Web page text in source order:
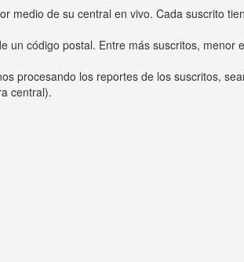
medio de su central en vivo. Cada suscrito
un código postal. Entre más suscritos, menor
procesando los reportes de los suscritos,
central).